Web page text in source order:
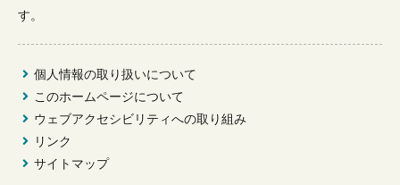
す。
個人情報の取り扱いについて
このホームページについて
ウェブアクセシビリティへの取り組み
リンク
サイトマップ